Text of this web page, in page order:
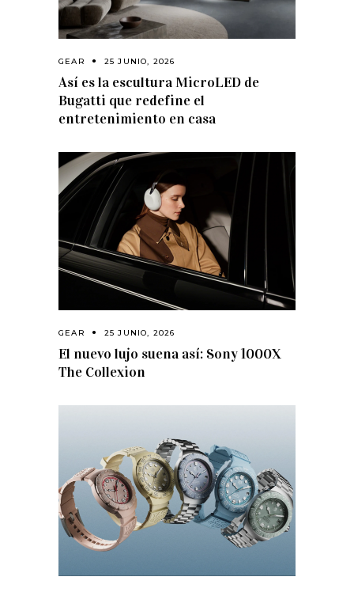
GEAR 25 JUNIO, 2026
Así es la escultura MicroLED de
Bugatti que redefine el
entretenimiento en casa
GEAR 25 JUNIO, 2026
El nuevo lujo suena así: Sony 1000X
The Collexion